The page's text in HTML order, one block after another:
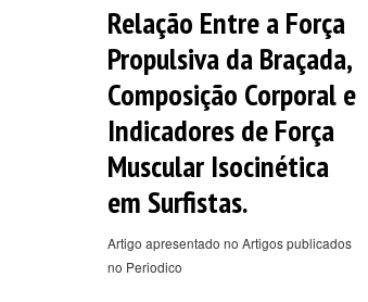
Relação Entre a Força
Propulsiva da Braçada,
Composição Corporal e
Indicadores de Força
Muscular Isocinética
em Surfistas.
Artigo apresentado no Artigos publicados
no Periodico